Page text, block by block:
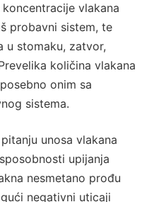
vlakana
probavni sistem, te
u stomaku, zatvor,
količina vlakana
onim sa
sistema.
unosa vlakana
upijanja
nesmetano prođu
negativni uticaji